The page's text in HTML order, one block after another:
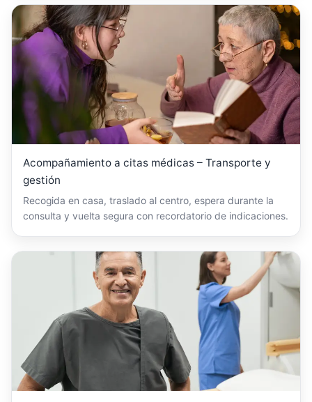
Acompañamiento a citas médicas – Transporte y
gestión
Recogida en casa, traslado al centro, espera durante la
consulta y vuelta segura con recordatorio de indicaciones.